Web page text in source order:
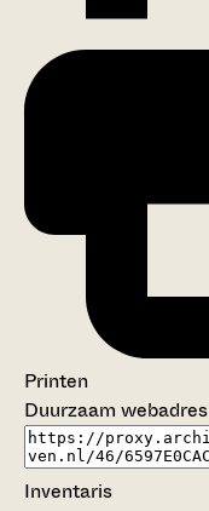
Printen
Duurzaam webadres
Inventaris